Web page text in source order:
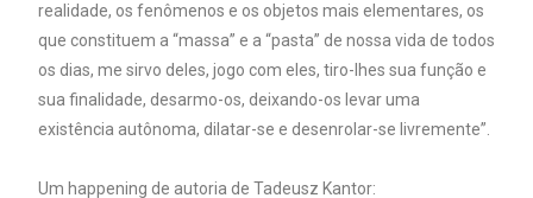
realidade, os fenômenos e os objetos mais elementares, os
que constituem a “massa” e a “pasta” de nossa vida de todos
os dias, me sirvo deles, jogo com eles, tiro-lhes sua função e
sua finalidade, desarmo-os, deixando-os levar uma
existência autônoma, dilatar-se e desenrolar-se livremente”.
Um happening de autoria de Tadeusz Kantor: